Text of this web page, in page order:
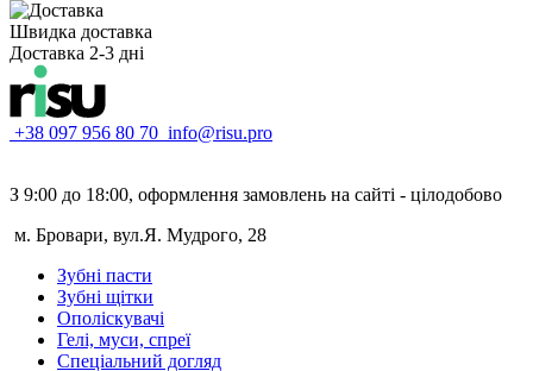
Швидка доставка
Доставка 2-3 дні
+38 097 956 80 70 info@risu.pro
З 9:00 до 18:00, оформлення замовлень на сайті - цілодобово
м. Бровари, вул.Я. Мудрого, 28
Зубні пасти
Зубні щітки
Ополіскувачі
Гелі, муси, спреї
Спеціальний догляд